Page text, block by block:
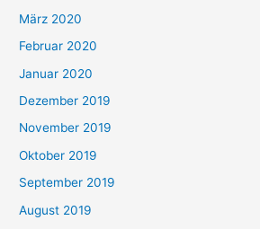
März 2020
Februar 2020
Januar 2020
Dezember 2019
November 2019
Oktober 2019
September 2019
August 2019